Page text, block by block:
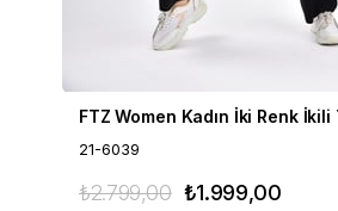
21-6039
₺1.999,00
₺2.799,00